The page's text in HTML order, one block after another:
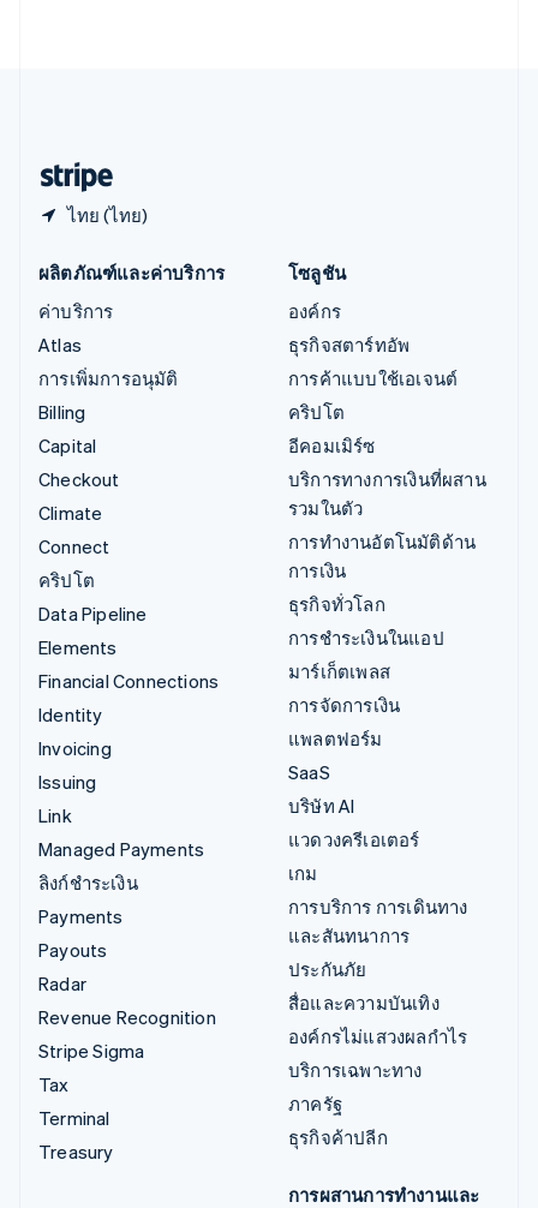
ไทย (ไทย)
ผลิตภัณฑ์และค่าบริการ
ค่าบริการ
Atlas
การเพิ่มการอนุมัติ
Billing
Capital
Checkout
Climate
Connect
คริปโต
Data Pipeline
Elements
Financial Connections
Identity
Invoicing
Issuing
Link
Managed Payments
ลิงก์ชำระเงิน
Payments
Payouts
Radar
Revenue Recognition
Stripe Sigma
Tax
Terminal
Treasury
โซลูชัน
องค์กร
ธุรกิจสตาร์ทอัพ
การค้าแบบใช้เอเจนต์
คริปโต
อีคอมเมิร์ซ
บริการทางการเงินที่ผสาน
รวมในตัว
การทำงานอัตโนมัติด้าน
การเงิน
ธุรกิจทั่วโลก
การชำระเงินในแอป
มาร์เก็ตเพลส
การจัดการเงิน
แพลตฟอร์ม
SaaS
บริษัท AI
แวดวงครีเอเตอร์
เกม
การบริการ การเดินทาง
และสันทนาการ
ประกันภัย
สื่อและความบันเทิง
องค์กรไม่แสวงผลกำไร
บริการเฉพาะทาง
ภาครัฐ
ธุรกิจค้าปลีก
การผสานการทำงานและ